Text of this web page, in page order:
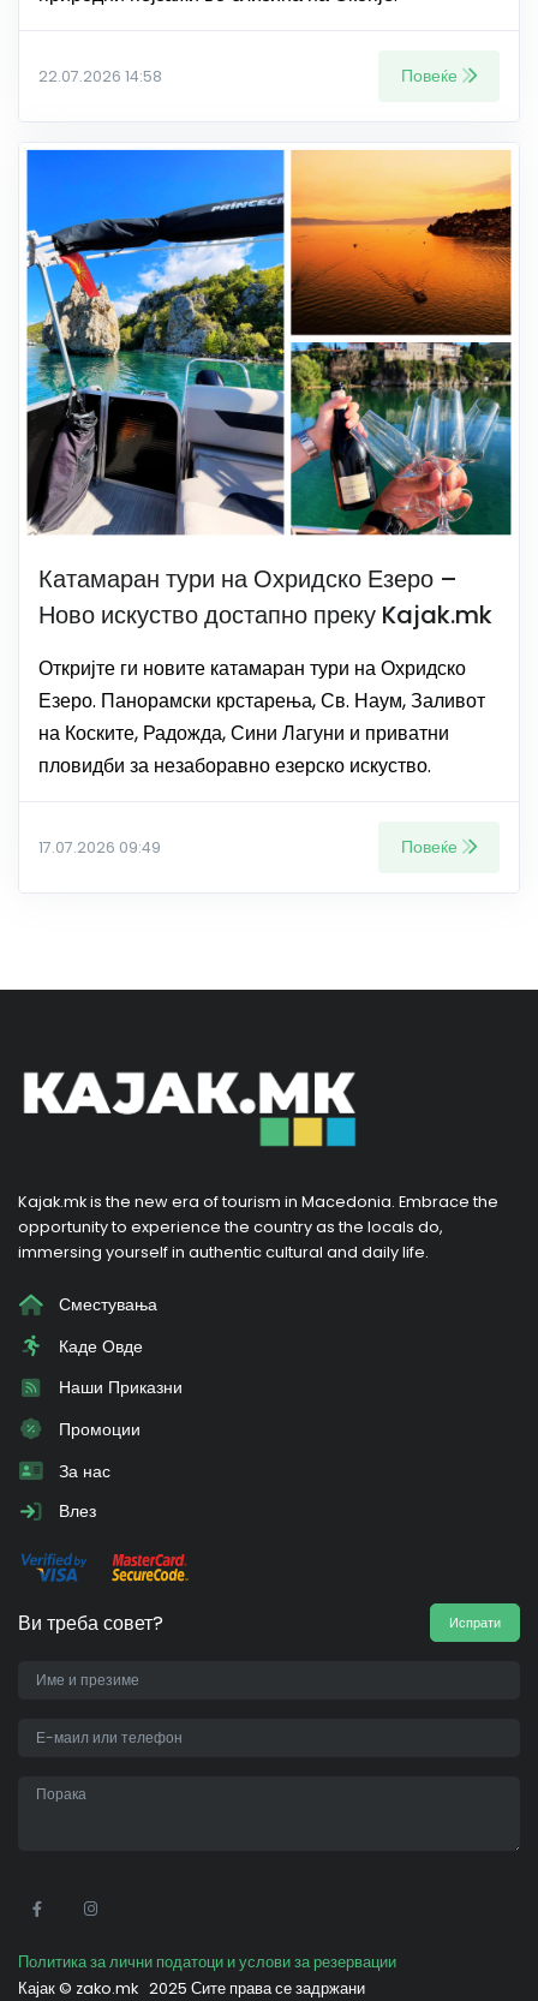
22.07.2026 14:58 Повеќе
Катамаран тури на Охридско Езеро –
Ново искуство достапно преку Kajak.mk
Откријте ги новите катамаран тури на Охридско
Езеро. Панорамски крстарења, Св. Наум, Заливот
на Коските, Радожда, Сини Лагуни и приватни
пловидби за незаборавно езерско искуство.
17.07.2026 09:49 Повеќе
Kajak.mk is the new era of tourism in Macedonia. Embrace the
opportunity to experience the country as the locals do,
immersing yourself in authentic cultural and daily life.
Сместувања
Каде Овде
Наши Приказни
Промоции
За нас
Влез
Ви треба совет? Испрати
Политика за лични податоци и услови за резервации
Кајак © zako.mk 2025 Сите права се задржани